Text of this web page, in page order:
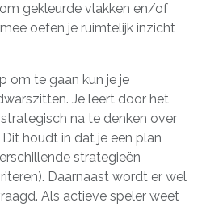
gekleurde vlakken en/of
oefen je ruimtelijk inzicht
om te gaan kun je je
Je leert door het
na te denken over
houdt in dat je een plan
strategieën
Daarnaast wordt er wel
Als actieve speler weet